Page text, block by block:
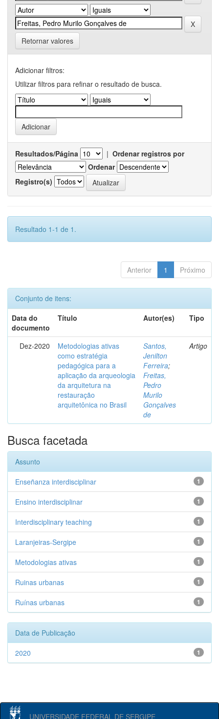
Retornar valores
Adicionar filtros:
Utilizar filtros para refinar o resultado de busca.
Resultados/Página | Ordenar registros por
Ordenar
Registro(s)
Resultado 1-1 de 1.
Anterior 1 Próximo
Conjunto de itens:
Data do
documento
Título Autor(es) Tipo
Dez-2020
Metodologias ativas
como estratégia
pedagógica para a
aplicação da arqueologia
da arquitetura na
restauração
arquitetônica no Brasil
Santos,
Jenilton
Ferreira;
Freitas,
Pedro
Murilo
Gonçalves
de
Artigo
Busca facetada
Assunto
1
Enseñanza interdisciplinar
1
Ensino interdisciplinar
1
Interdisciplinary teaching
1
Laranjeiras-Sergipe
1
Metodologias ativas
1
Ruinas urbanas
1
Ruínas urbanas
Data de Publicação
1
2020
UNIVERSIDADE FEDERAL DE SERGIPE